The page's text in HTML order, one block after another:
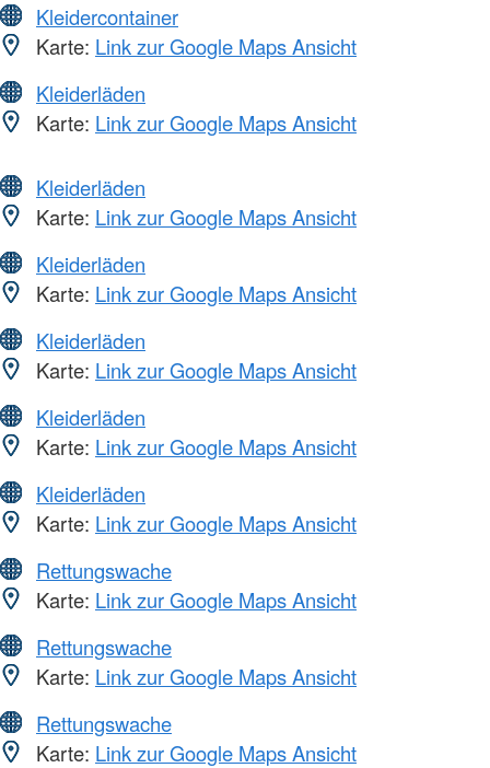
Kleidercontainer
Karte: Link zur Google Maps Ansicht
Kleiderläden
Karte: Link zur Google Maps Ansicht
Kleiderläden
Karte: Link zur Google Maps Ansicht
Kleiderläden
Karte: Link zur Google Maps Ansicht
Kleiderläden
Karte: Link zur Google Maps Ansicht
Kleiderläden
Karte: Link zur Google Maps Ansicht
Kleiderläden
Karte: Link zur Google Maps Ansicht
Rettungswache
Karte: Link zur Google Maps Ansicht
Rettungswache
Karte: Link zur Google Maps Ansicht
Rettungswache
Karte: Link zur Google Maps Ansicht